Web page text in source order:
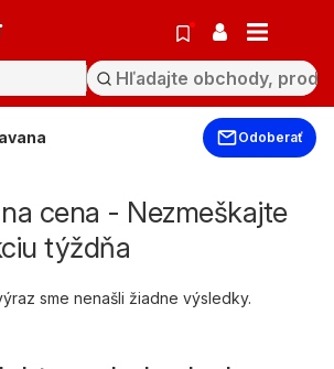
Odoberať
cena - Nezmeškajte
týždňa
sme nenašli žiadne výsledky.